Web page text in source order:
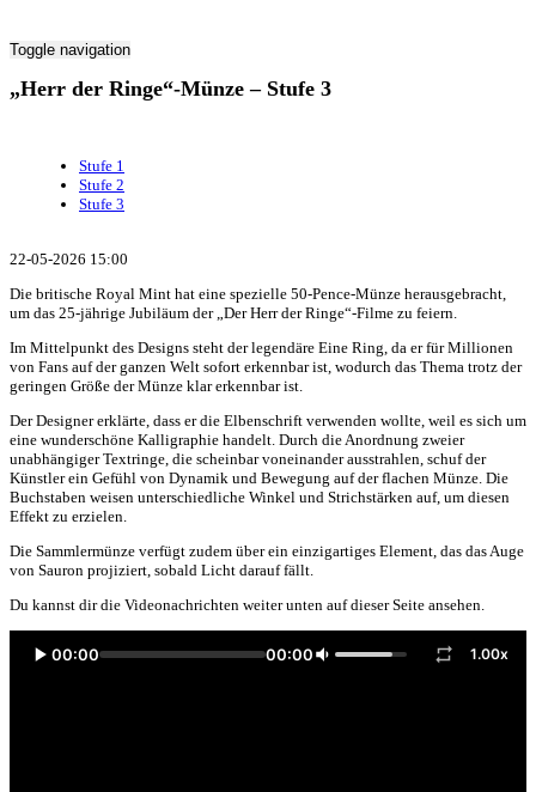
Toggle navigation
„Herr der Ringe“-Münze – Stufe 3
Stufe 1
Stufe 2
Stufe 3
22-05-2026 15:00
Die britische Royal Mint hat eine spezielle 50-Pence-Münze herausgebracht,
um das 25-jährige Jubiläum der „Der Herr der Ringe“-Filme zu feiern.
Im Mittelpunkt des Designs steht der legendäre Eine Ring, da er für Millionen
von Fans auf der ganzen Welt sofort erkennbar ist, wodurch das Thema trotz der
geringen Größe der Münze klar erkennbar ist.
Der Designer erklärte, dass er die Elbenschrift verwenden wollte, weil es sich um
eine wunderschöne Kalligraphie handelt. Durch die Anordnung zweier
unabhängiger Textringe, die scheinbar voneinander ausstrahlen, schuf der
Künstler ein Gefühl von Dynamik und Bewegung auf der flachen Münze. Die
Buchstaben weisen unterschiedliche Winkel und Strichstärken auf, um diesen
Effekt zu erzielen.
Die Sammlermünze verfügt zudem über ein einzigartiges Element, das das Auge
von Sauron projiziert, sobald Licht darauf fällt.
Du kannst dir die Videonachrichten weiter unten auf dieser Seite ansehen.
00:00 00:00 1.00x